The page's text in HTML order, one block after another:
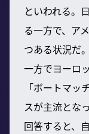
といわれる。
る一方で、ア
つある状況だ。
一方でヨーロ
「ボートマ
スが主流とな
回答すると、